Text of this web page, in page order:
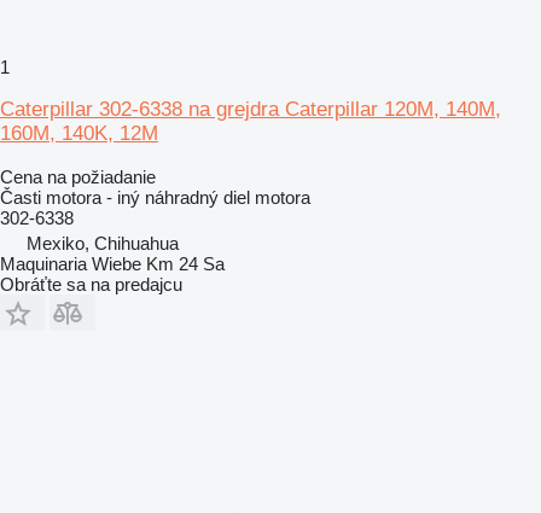
1
Caterpillar 302-6338 na grejdra Caterpillar 120M, 140M,
160M, 140K, 12M
Cena na požiadanie
Časti motora - iný náhradný diel motora
302-6338
Mexiko, Chihuahua
Maquinaria Wiebe Km 24 Sa
Obráťte sa na predajcu